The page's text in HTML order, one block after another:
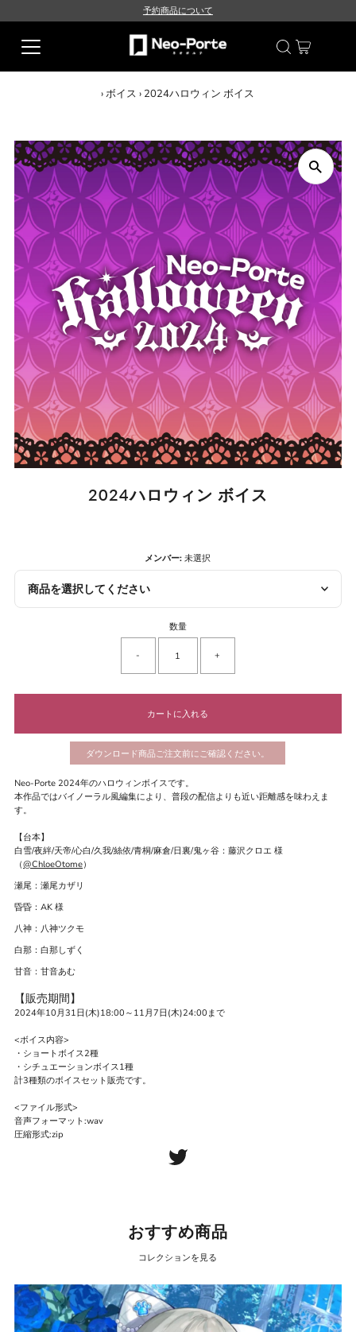
予約商品について
›ボイス › 2024ハロウィン ボイス
2024ハロウィン ボイス
メンバー: 未選択
商品を選択してください
数量
- +
ダウンロード商品ご注文前にご確認ください。
Neo-Porte 2024年のハロウィンボイスです。
本作品ではバイノーラル風編集により、普段の配信よりも近い距離感を味わえま
す。
【台本】
白雪/夜絆/天帝/心白/久我/絲依/青桐/麻倉/日裏/鬼ヶ谷：藤沢クロエ 様
（@ChloeOtome）
瀬尾：瀬尾カザリ
昏昏：AK 様
八神：八神ツクモ
白那：白那しずく
甘音：甘音あむ
【販売期間】
2024年10月31日(木)18:00～11月7日(木)24:00まで
<ボイス内容>
・ショートボイス2種
・シチュエーションボイス1種
計3種類のボイスセット販売です。
<ファイル形式>
音声フォーマット:wav
圧縮形式:zip
おすすめ商品
コレクションを見る